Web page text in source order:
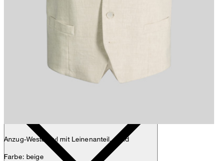
Anzug-Weste Gyl mit Leinenanteil, sand
Farbe: beige
Fashion- & Lifestyle-Redaktion